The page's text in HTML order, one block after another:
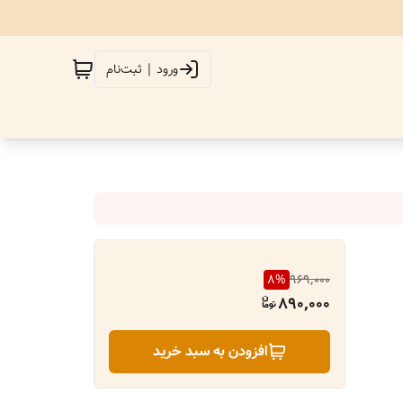
ورود | ثبت‌نام
969,000
8%
890,000
افزودن به سبد خرید